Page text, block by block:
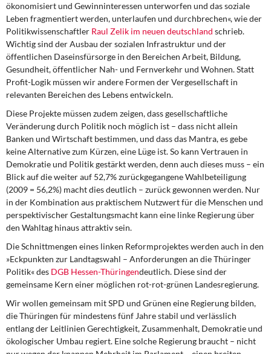
ökonomisiert und Gewinninteressen unterworfen und das soziale
Leben fragmentiert werden, unterlaufen und durchbrechen«, wie der
Politikwissenschaftler Raul Zelik im neuen deutschland schrieb.
Wichtig sind der Ausbau der sozialen Infrastruktur und der
öffentlichen Daseinsfürsorge in den Bereichen Arbeit, Bildung,
Gesundheit, öffentlicher Nah- und Fernverkehr und Wohnen. Statt
Profit-Logik müssen wir andere Formen der Vergesellschaft in
relevanten Bereichen des Lebens entwickeln.
Diese Projekte müssen zudem zeigen,dass gesellschaftliche
Veränderung durch Politik noch möglich ist – dass nicht allein
Banken und Wirtschaft bestimmen, und dass das Mantra, es gebe
keine Alternative zum Kürzen, eine Lüge ist. So kann Vertrauen in
Demokratie und Politik gestärkt werden, denn auch dieses muss – ein
Blick auf die weiter auf 52,7% zurückgegangene Wahlbeteiligung
(2009 = 56,2%) macht dies deutlich – zurück gewonnen werden. Nur
in der Kombination aus praktischem Nutzwert für die Menschen und
perspektivischer Gestaltungsmacht kann eine linke Regierung über
den Wahltag hinaus attraktiv sein.
Die Schnittmengen eines linken Reformprojekteswerden auch in den
»Eckpunkten zur Landtagswahl – Anforderungen an die Thüringer
Politik« des DGB Hessen-Thüringendeutlich. Diese sind der
gemeinsame Kern einer möglichen rot-rot-grünen Landesregierung.
Wir wollen gemeinsam mit SPD und Grünen eine Regierung bilden,
die Thüringen für mindestens fünf Jahre stabil und verlässlich
entlang der Leitlinien Gerechtigkeit, Zusammenhalt, Demokratie und
ökologischer Umbau regiert. Eine solche Regierung braucht – nicht